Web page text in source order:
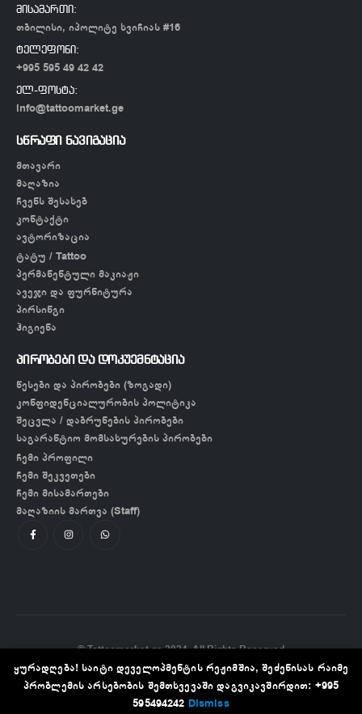
მისამართი:
თბილისი, იპოლიტე ხვიჩიას #16
ტელეფონი:
+995 595 49 42 42
ელ-ფოსტა:
info@tattoomarket.ge
სწრაფი ნავიგაცია
მთავარი
მაღაზია
ჩვენს შესახებ
კონტაქტი
ავტორიზაცია
ტატუ / Tattoo
პერმანენტული მაკიაჟი
ავეჯი და ფურნიტურა
პირსინგი
ჰიგიენა
პირობები და დოკუემნტაცია
წესები და პირობები (ზოგადი)
კონფიდენციალურობის პოლიტიკა
შეცვლა / დაბრუნების პირობები
საგარანტიო მომსახურების პირობები
ჩემი პროფილი
ჩემი შეკვეთები
ჩემი მისამართები
მაღაზიის მართვა (Staff)
© Tattoomarket.ge 2024. All Rights Reserved
ყურადღება! საიტი დეველოპმენტის რეჟიმშია, შეძენისას რაიმე
პრობლემის არსებობის შემთხვევაში დაგვიკავშირდით: +995
595494242 Dismiss